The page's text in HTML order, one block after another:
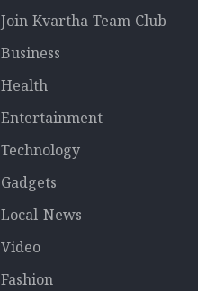
Join Kvartha Team Club
Business
Health
Entertainment
Technology
Gadgets
Local-News
Video
Fashion